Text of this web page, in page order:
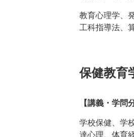
教育心理学、
工科指導法、
保健教育
【講義・学問
学校保健、学
達心理、体育